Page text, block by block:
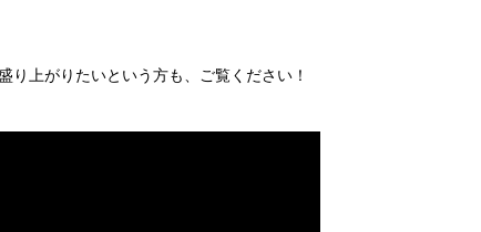
り上がりたいという方も、ご覧ください！